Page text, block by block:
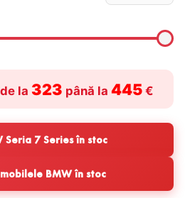
de la 323 până la 445 €
Seria 7 Series în stoc
BMW în stoc